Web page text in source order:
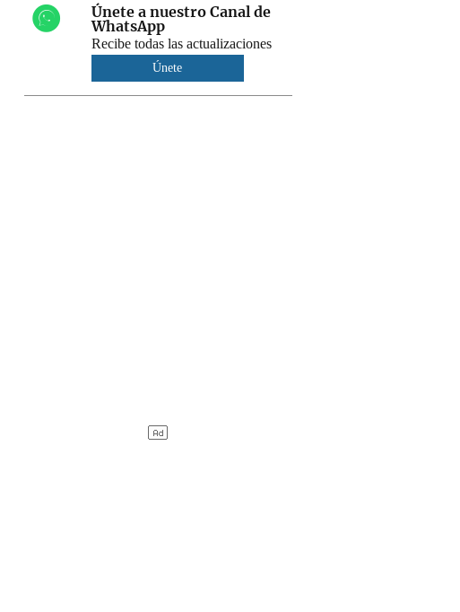
Únete a nuestro Canal de
WhatsApp
Recibe todas las actualizaciones
Únete